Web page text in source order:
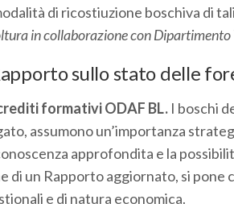
di ricostiuzione boschiva di
in collaborazione con Dipartimento
sullo stato delle
formativi ODAF BL.I boschi
assumono un’importanza
approfondita e la
di un Rapporto aggiornato, si
e di natura economica.